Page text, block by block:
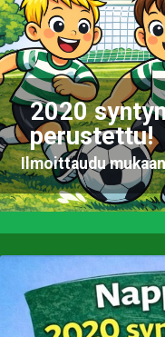
2020
perustettu!
Ilmoittaudu
Previous